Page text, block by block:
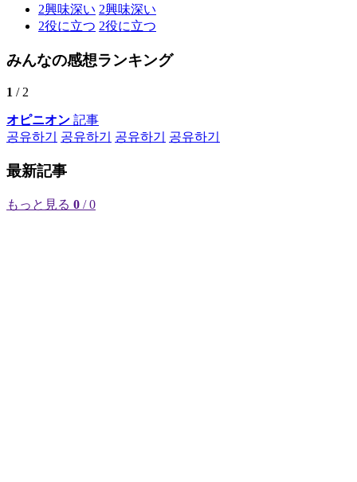
2興味深い 2興味深い
2役に立つ 2役に立つ
みんなの感想ランキング
1 / 2
オピニオン 記事
공유하기
공유하기 공유하기 공유하기
最新記事
もっと見る 0 / 0